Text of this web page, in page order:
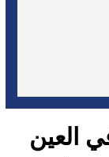
العين